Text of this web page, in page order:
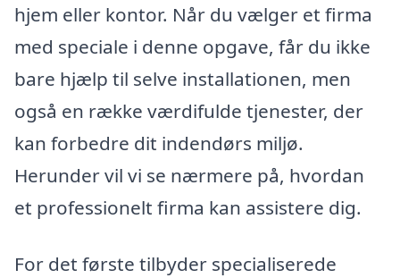
hjem eller kontor. Når du vælger et firma
med speciale i denne opgave, får du ikke
bare hjælp til selve installationen, men
også en række værdifulde tjenester, der
kan forbedre dit indendørs miljø.
Herunder vil vi se nærmere på, hvordan
et professionelt firma kan assistere dig.
For det første tilbyder specialiserede